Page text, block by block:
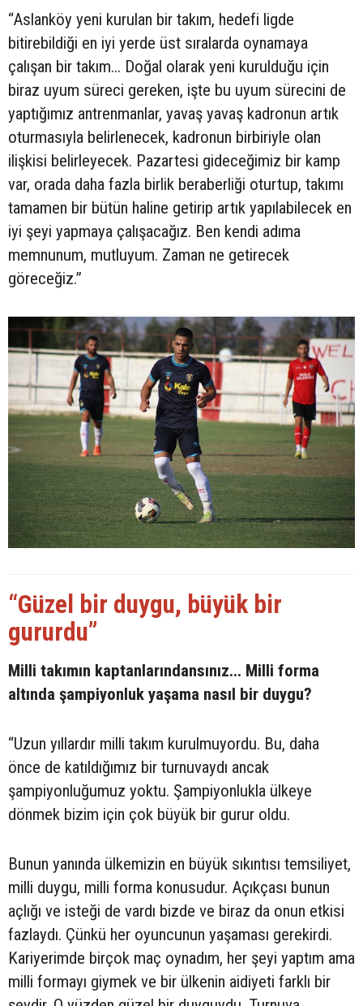
“Aslanköy yeni kurulan bir takım, hedefi ligde
bitirebildiği en iyi yerde üst sıralarda oynamaya
çalışan bir takım... Doğal olarak yeni kurulduğu için
biraz uyum süreci gereken, işte bu uyum sürecini de
yaptığımız antrenmanlar, yavaş yavaş kadronun artık
oturmasıyla belirlenecek, kadronun birbiriyle olan
ilişkisi belirleyecek. Pazartesi gideceğimiz bir kamp
var, orada daha fazla birlik beraberliği oturtup, takımı
tamamen bir bütün haline getirip artık yapılabilecek en
iyi şeyi yapmaya çalışacağız. Ben kendi adıma
memnunum, mutluyum. Zaman ne getirecek
göreceğiz.”
“Güzel bir duygu, büyük bir
gururdu”
Milli takımın kaptanlarındansınız... Milli forma
altında şampiyonluk yaşama nasıl bir duygu?
“Uzun yıllardır milli takım kurulmuyordu. Bu, daha
önce de katıldığımız bir turnuvaydı ancak
şampiyonluğumuz yoktu. Şampiyonlukla ülkeye
dönmek bizim için çok büyük bir gurur oldu.
Bunun yanında ülkemizin en büyük sıkıntısı temsiliyet,
milli duygu, milli forma konusudur. Açıkçası bunun
açlığı ve isteği de vardı bizde ve biraz da onun etkisi
fazlaydı. Çünkü her oyuncunun yaşaması gerekirdi.
Kariyerimde birçok maç oynadım, her şeyi yaptım ama
milli formayı giymek ve bir ülkenin aidiyeti farklı bir